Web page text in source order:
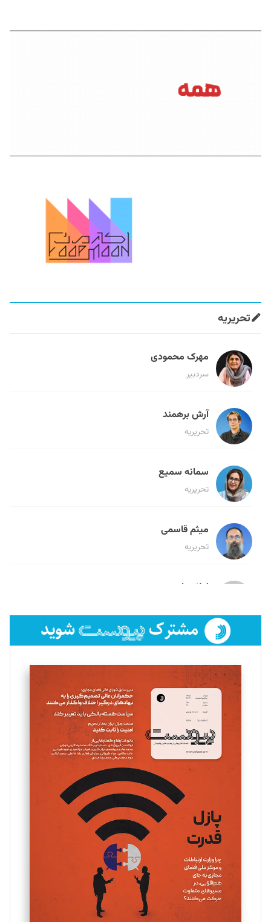
تحریریه
مهرک محمودی
سردبیر
آرش برهمند
تحریریه
سمانه سمیع
تحریریه
میثم قاسمی
تحریریه
لیلا حنارود
فائزه فتحی رستمی
تحریریه
سروش کرمیان
تحریریه
مینا پاکدل
یسنا امان‌پور
تحریریه
ملینا جعفری
تحریریه